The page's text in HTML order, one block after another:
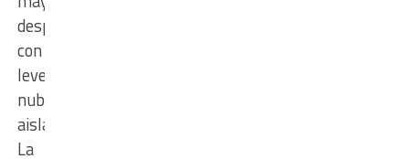
despejado,
con
leve
nubosidad
aislada.
La